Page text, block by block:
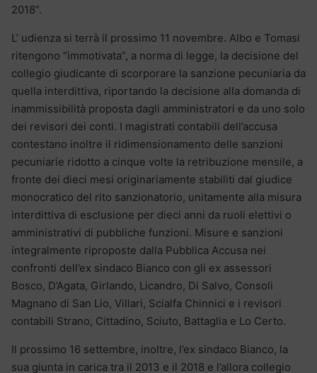
2018”.
L’ udienza si terrà il prossimo 11 novembre. Albo e Tomasi
ritengono “immotivata”, a norma di legge, la decisione del
collegio giudicante di scorporare la sanzione pecuniaria da
quella interdittiva, riportando la decisione alla domanda di
inammissibilità proposta dagli amministratori e da uno solo
dei revisori dei conti. I magistrati contabili dell’accusa
contestano inoltre il ridimensionamento delle sanzioni
pecuniarie ridotto a cinque volte la retribuzione mensile, a
fronte dei dieci mesi originariamente stabiliti dal giudice
monocratico del rito sanzionatorio, unitamente alla misura
interdittiva di esclusione per dieci anni da ruoli elettivi o
amministrativi di pubbliche funzioni. Misure e sanzioni
integralmente riproposte dalla Pubblica Accusa nei
confronti dell’ex sindaco Bianco con gli ex assessori
Bosco, D’Agata, Girlando, Licandro, Di Salvo, Consoli
Magnano di San Lio, Villari, Scialfa Chinnici e i revisori
contabili Strano, Cittadino, Sciuto, Battaglia e Lo Certo.
Il prossimo 16 settembre, inoltre, l’ex sindaco Bianco, la
sua giunta in carica tra il 2013 e il 2018 e l’allora collegio